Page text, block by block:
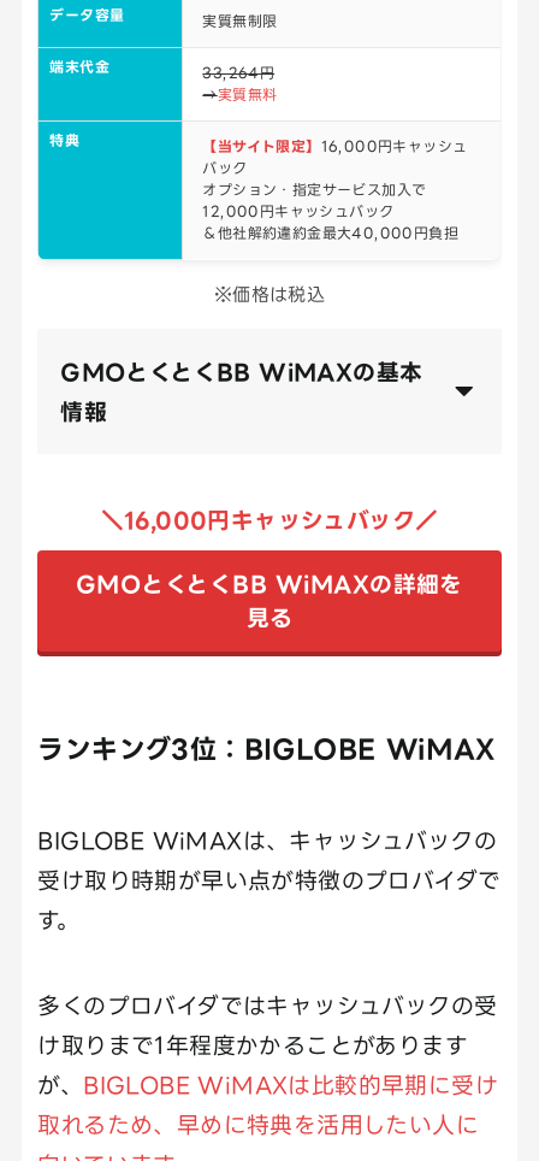
データ容量 実質無制限
端末代金
33,264円
→実質無料
特典 【当サイト限定】 16,000円キャッシュ
バック
オプション・指定サービス加入で
12,000円キャッシュバック
＆他社解約違約金最大40,000円負担
※価格は税込
GMOとくとくBB WiMAXの基本
情報
＼16,000円キャッシュバック／
GMOとくとくBB WiMAXの詳細を
見る
ランキング3位：BIGLOBE WiMAX
BIGLOBE WiMAXは、キャッシュバックの
受け取り時期が早い点が特徴のプロバイダで
す。
多くのプロバイダではキャッシュバックの受
け取りまで1年程度かかることがあります
が、 BIGLOBE WiMAXは比較的早期に受け
取れるため、早めに特典を活用したい人に